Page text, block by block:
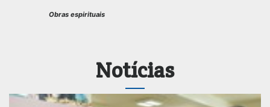
Obras espirituais
Notícias